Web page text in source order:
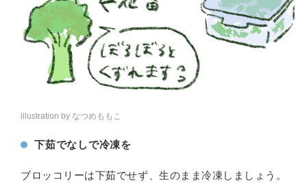
illustration by なつめももこ
下茹でなしで冷凍を
ブロッコリーは下茹でせず、生のまま冷凍しましょう。